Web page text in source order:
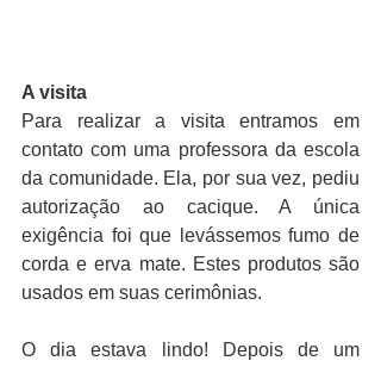
A visita
Para realizar a visita entramos em
contato com uma professora da escola
da comunidade. Ela, por sua vez, pediu
autorização ao cacique. A única
exigência foi que levássemos fumo de
corda e erva mate. Estes produtos são
usados em suas cerimônias.
O dia estava lindo! Depois de um